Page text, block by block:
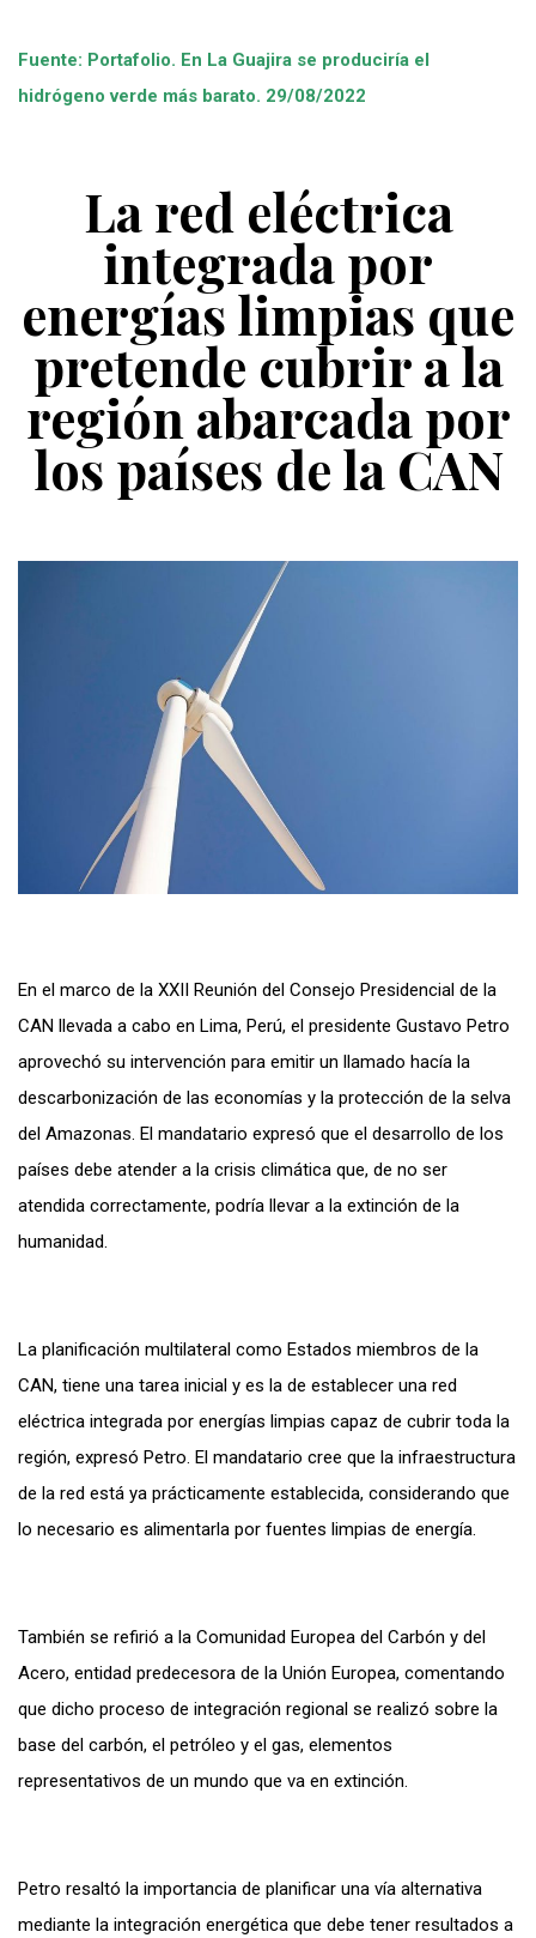
Fuente: Portafolio. En La Guajira se produciría el
hidrógeno verde más barato. 29/08/2022
La red eléctrica
integrada por
energías limpias que
pretende cubrir a la
región abarcada por
los países de la CAN
En el marco de la XXII Reunión del Consejo Presidencial de la
CAN llevada a cabo en Lima, Perú, el presidente Gustavo Petro
aprovechó su intervención para emitir un llamado hacía la
descarbonización de las economías y la protección de la selva
del Amazonas. El mandatario expresó que el desarrollo de los
países debe atender a la crisis climática que, de no ser
atendida correctamente, podría llevar a la extinción de la
humanidad.
La planificación multilateral como Estados miembros de la
CAN, tiene una tarea inicial y es la de establecer una red
eléctrica integrada por energías limpias capaz de cubrir toda la
región, expresó Petro. El mandatario cree que la infraestructura
de la red está ya prácticamente establecida, considerando que
lo necesario es alimentarla por fuentes limpias de energía.
También se refirió a la Comunidad Europea del Carbón y del
Acero, entidad predecesora de la Unión Europea, comentando
que dicho proceso de integración regional se realizó sobre la
base del carbón, el petróleo y el gas, elementos
representativos de un mundo que va en extinción.
Petro resaltó la importancia de planificar una vía alternativa
mediante la integración energética que debe tener resultados a